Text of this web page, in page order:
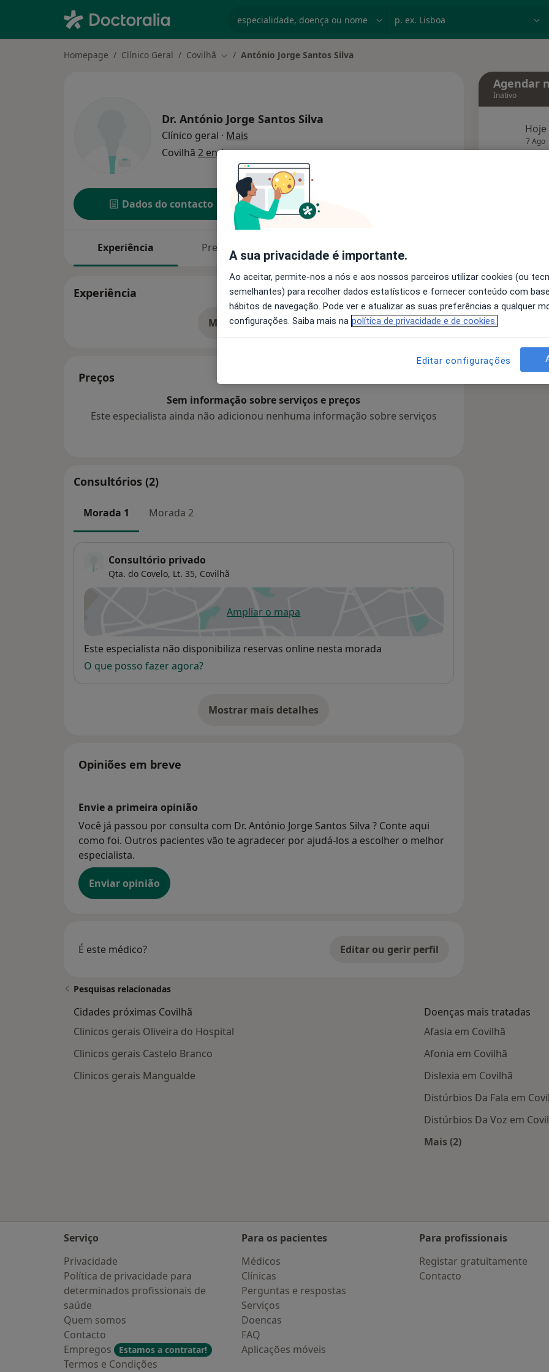
Homepage Clínico Geral Covilhã Mudar de cidade
António Jorge Santos Silva
Dr. António Jorge Santos Silva
Clínico geral · Mais
Covilhã 2 endereços
Dados do contacto Solicite um atendimento
Experiência Preços Consultórios
Experiência
Mostrar mais detalhes
sobre a experiência
Preços
Sem informação sobre serviços e preços
Este especialista ainda não adicionou nenhuma informação sobre serviços
Consultórios (2)
Morada 1 Morada 2
Consultório privado
Qta. do Covelo, Lt. 35, Covilhã
Ampliar o mapaabre num novo separador
Disponibilidade
Este especialista não disponibiliza reservas online nesta morada
O que posso fazer agora?
Mostrar mais detalhes
sobre o endereço
Opiniões em breve
Envie a primeira opinião
Você já passou por consulta com Dr. António Jorge Santos Silva ? Conte aqui
como foi. Outros pacientes vão te agradecer por ajudá-los a escolher o melhor
especialista.
Enviar opinião
É este médico? Editar ou gerir perfil
Agendar
Inativo
Hoje
7 Ago
Pesquisas relacionadas
Cidades próximas Covilhã
Clinicos gerais Oliveira do Hospital
Clinicos gerais Castelo Branco
Clinicos gerais Mangualde
Doenças mais tratadas
Afasia em Covilhã
Afonia em Covilhã
Dislexia em Covilhã
Distúrbios Da Fala em
Distúrbios Da Voz em
Mais (2)
Serviço
Privacidade
Política de privacidade para
determinados profissionais de
saúde
Quem somos
Contacto
Empregos
Estamos a contratar!
Termos e Condições
Para os pacientes
Médicos
Clínicas
Perguntas e respostas
Serviços
Doencas
FAQ
Aplicações móveis
Para profissionais
Registar gratuitamente
Contacto
A sua privacidade é importante.
Ao aceitar, permite-nos a nós e aos nossos parceiros utilizar cookies (ou
semelhantes) para recolher dados estatísticos e fornecer conteúdo com
hábitos de navegação. Pode ver e atualizar as suas preferências a qualquer
configurações. Saiba mais na política de privacidade e de cookies.
Editar configurações